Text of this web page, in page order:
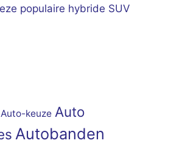
populaire hybride SUV
Auto-keuze Auto
Autobanden